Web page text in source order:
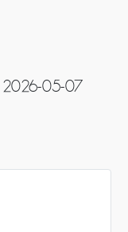
2026-05-07